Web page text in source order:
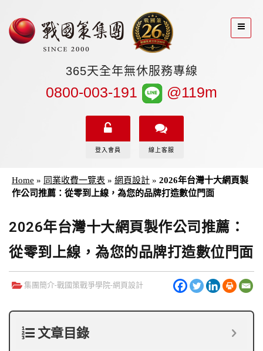
365天全年無休服務專線
0800-003-191 @119m
登入會員 線上客服
Home » 同業收費一覽表 » 網頁設計 » 2026年台灣十大網頁製
作公司推薦：從零到上線，為您的品牌打造數位門面
2026年台灣十大網頁製作公司推薦：
從零到上線，為您的品牌打造數位門面
集團簡介-戰國策戰爭學院-網頁設計
文章目錄